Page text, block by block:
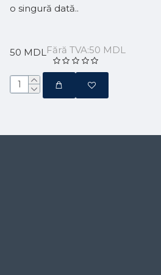
o singură dată..
50 MDLFără TVA:50 MDL